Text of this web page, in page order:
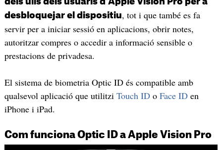
desbloquejar el dispositiu, tot i que també es fa
servir per a iniciar sessió en aplicacions, obrir notes,
autoritzar compres o accedir a informació sensible o
prestacions de privadesa.
El sistema de biometria Optic ID és compatible amb
qualsevol aplicació que utilitzi Touch IDo Face IDen
iPhone i iPad.
Com funciona Optic ID a Apple Vision Pro